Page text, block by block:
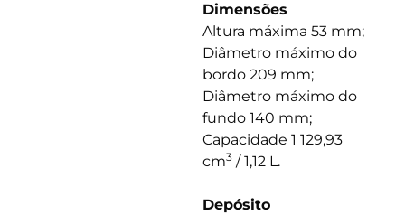
Dimensões
Altura máxima 53 mm;
Diâmetro máximo do
bordo 209 mm;
Diâmetro máximo do
fundo 140 mm;
Capacidade 1 129,93
cm3 / 1,12 L.
Depósito